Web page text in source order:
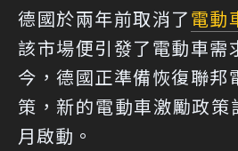
德國於兩年前取消了電動
該市場便引發了電動車需
今，德國正準備恢復聯邦
策，新的電動車激勵政
月啟動。